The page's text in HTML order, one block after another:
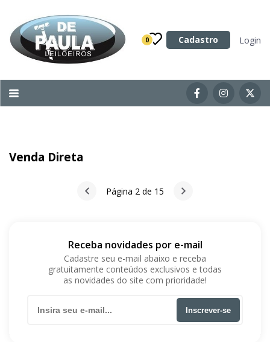
0 Cadastro Login
Categoria
Imóveis
Acessórios para Veículos
Venda Direta
Página 2 de 15
Receba novidades por e-mail
Cadastre seu e-mail abaixo e receba
gratuitamente conteúdos exclusivos e todas
as novidades do site com prioridade!
Inscrever-se